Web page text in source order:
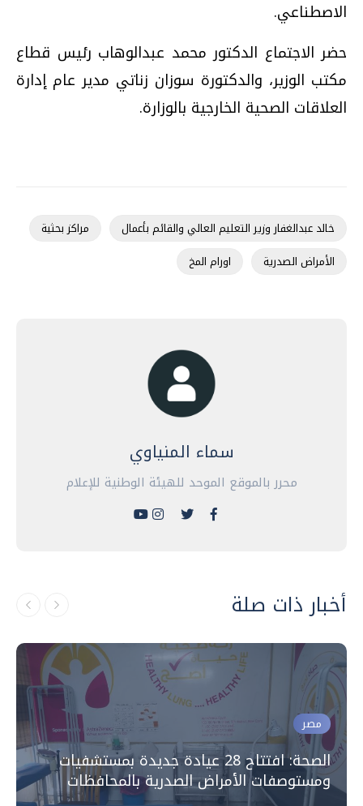
الاصطناعي.
حضر الاجتماع الدكتور محمد عبدالوهاب رئيس قطاع
مكتب الوزير، والدكتورة سوزان زناتي مدير عام إدارة
العلاقات الصحية الخارجية بالوزارة.
خالد عبدالغفار وزير التعليم العالي والقائم بأعمال
مراكز بحثية
الأمراض الصدرية
اورام المخ
سماء المنياوي
محرر بالموقع الموحد للهيئة الوطنية للإعلام
أخبار ذات صلة
مصر
الصحة: افتتاح 28 عيادة جديدة بمستشفيات
ومستوصفات الأمراض الصدرية بالمحافظات